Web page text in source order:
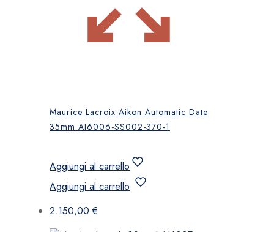
Maurice Lacroix Aikon Automatic Date
35mm AI6006-SS002-370-1
Aggiungi al carrello
Aggiungi al carrello
2.150,00€